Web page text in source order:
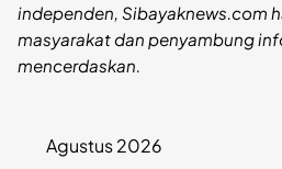
independen, Sibayaknews.com
masyarakat dan penyambung
mencerdaskan.
Agustus 2026